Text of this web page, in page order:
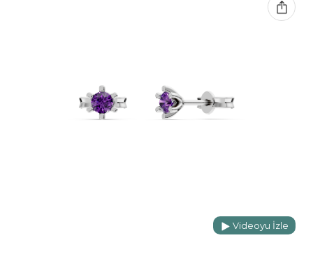
Videoyu İzle